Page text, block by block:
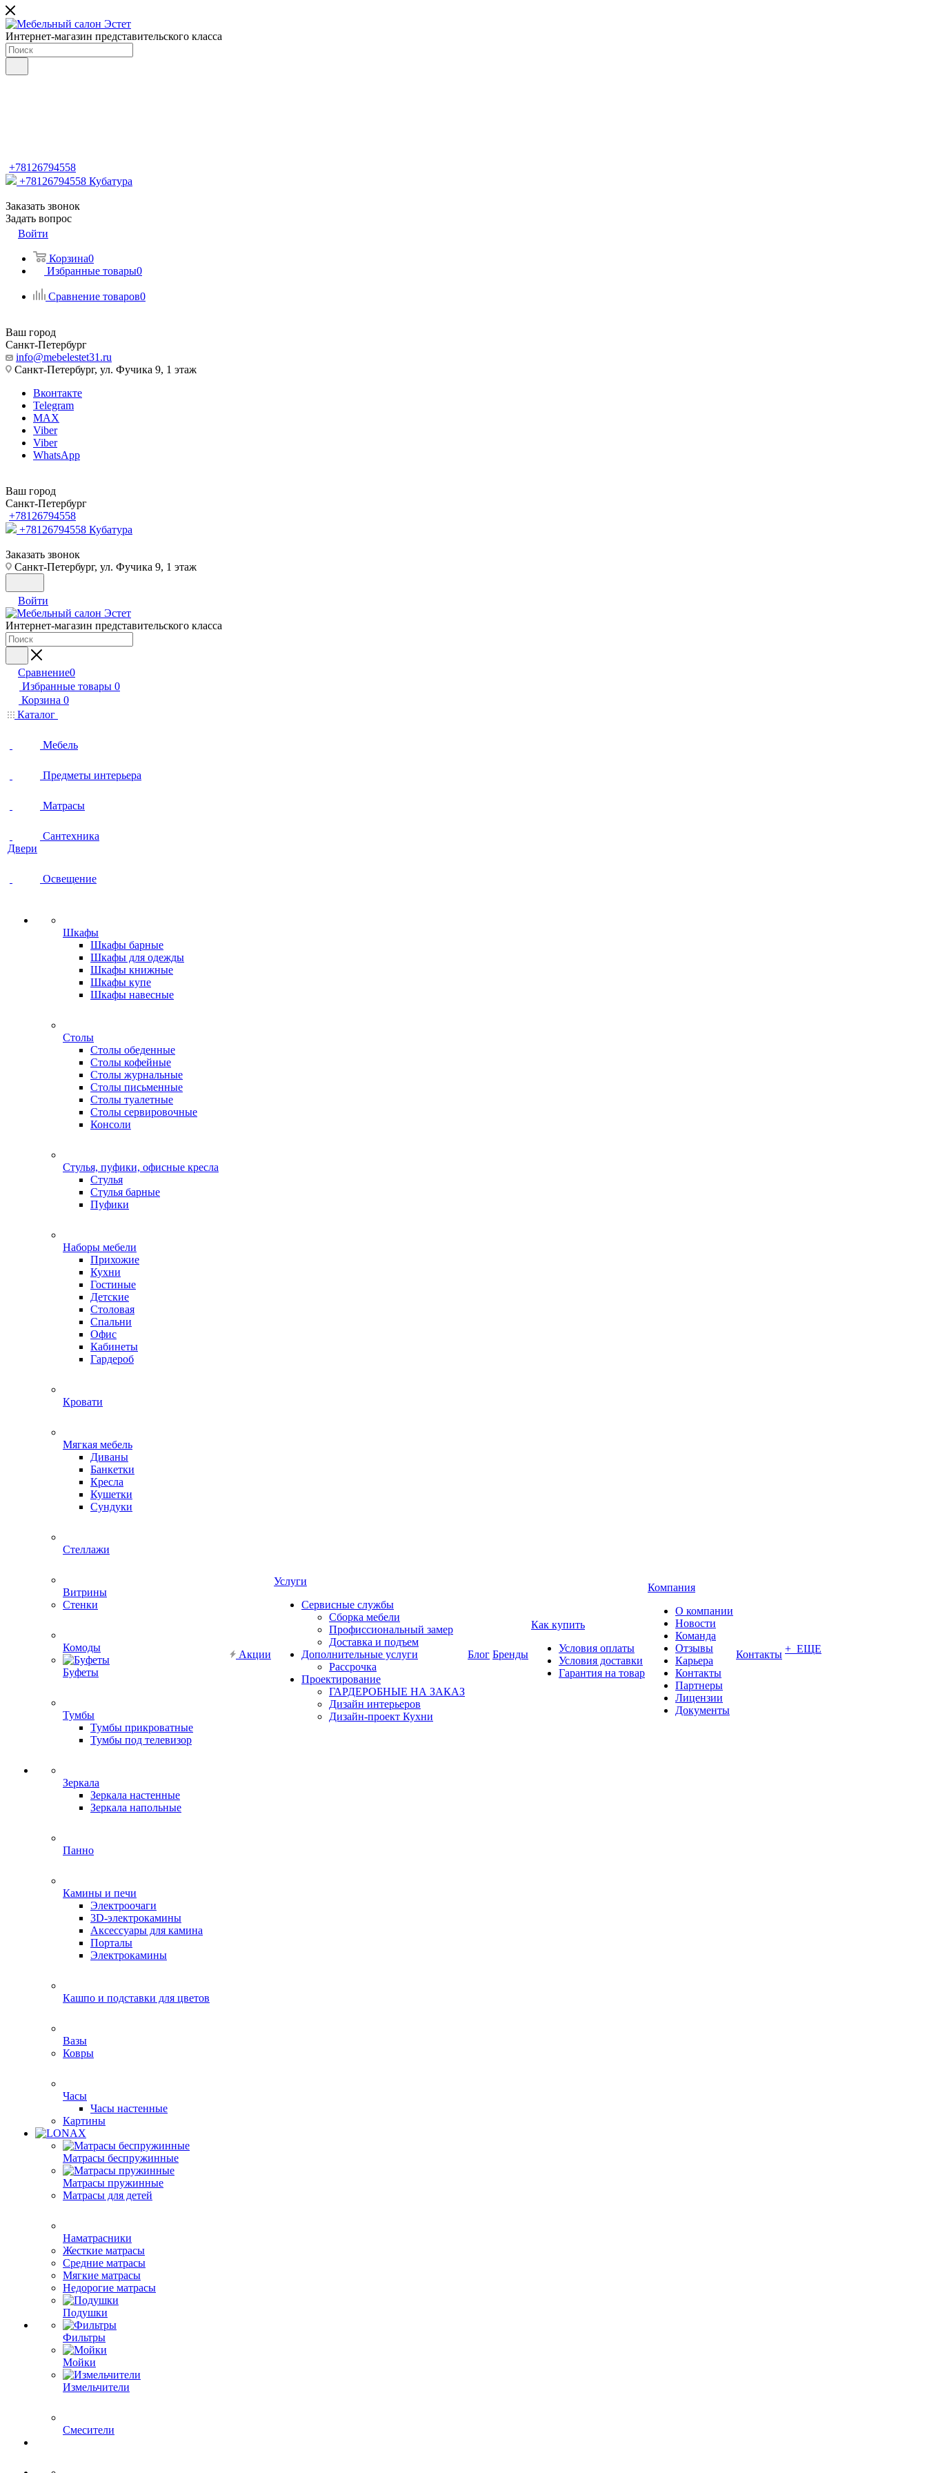
Интернет-магазин представительского класса
+78126794558
+78126794558 Кубатура
Заказать звонок
Задать вопрос
Войти
Корзина0
Избранные товары0
Сравнение товаров0
Ваш город
Санкт-Петербург
info@mebelestet31.ru
Санкт-Петербург, ул. Фучика 9, 1 этаж
Вконтакте
Telegram
MAX
Viber
Viber
WhatsApp
Ваш город
Санкт-Петербург
+78126794558
+78126794558 Кубатура
Заказать звонок
Санкт-Петербург, ул. Фучика 9, 1 этаж
Войти
Интернет-магазин представительского класса
Сравнение0
Избранные товары 0
Корзина 0
Каталог
Мебель
Предметы интерьера
Матрасы
Сантехника
Двери
Освещение
Шкафы
Шкафы барные
Шкафы для одежды
Шкафы книжные
Шкафы купе
Шкафы навесные
Столы
Столы обеденные
Столы кофейные
Столы журнальные
Столы письменные
Столы туалетные
Столы сервировочные
Консоли
Стулья, пуфики, офисные кресла
Стулья
Стулья барные
Пуфики
Наборы мебели
Прихожие
Кухни
Гостиные
Детские
Столовая
Спальни
Офис
Кабинеты
Гардероб
Кровати
Мягкая мебель
Диваны
Банкетки
Кресла
Кушетки
Сундуки
Стеллажи
Витрины
Стенки
Комоды
Буфеты
Тумбы
Тумбы прикроватные
Тумбы под телевизор
Зеркала
Зеркала настенные
Зеркала напольные
Панно
Камины и печи
Электроочаги
3D-электрокамины
Аксессуары для камина
Порталы
Электрокамины
Кашпо и подставки для цветов
Вазы
Ковры
Часы
Часы настенные
Картины
Матрасы беспружинные
Матрасы пружинные
Матрасы для детей
Наматрасники
Жесткие матрасы
Средние матрасы
Мягкие матрасы
Недорогие матрасы
Подушки
Фильтры
Мойки
Измельчители
Смесители
Акции
Услуги
Сервисные службы
Сборка мебели
Профиссиональный замер
Доставка и подъем
Дополнительные услуги
Рассрочка
Проектирование
ГАРДЕРОБНЫЕ НА ЗАКАЗ
Дизайн интерьеров
Дизайн-проект Кухни
Блог Бренды
Как купить
Условия оплаты
Условия доставки
Гарантия на товар
Компания
О компании
Новости
Команда
Отзывы
Карьера
Контакты
Партнеры
Лицензии
Документы
Контакты + ЕЩЕ